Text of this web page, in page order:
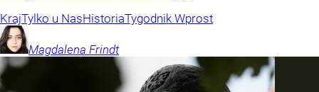
KrajTylko u NasHistoriaTygodnik Wprost
Magdalena Frindt